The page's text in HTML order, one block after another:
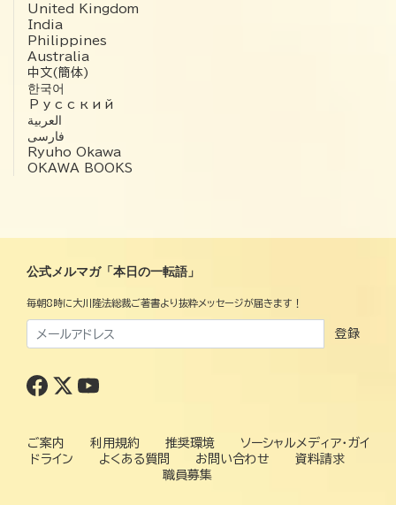
United Kingdom
India
Philippines
Australia
中文(簡体)
한국어
Русский
العربية‏
فارسی
Ryuho Okawa
OKAWA BOOKS
公式メルマガ「本日の一転語」
毎朝8時に大川隆法総裁ご著書より抜粋メッセージが届きます！
登録
ご案内 利用規約 推奨環境
ソーシャルメディア・ガイ
ドライン
よくある質問 お問い合わせ
資料請求
職員募集